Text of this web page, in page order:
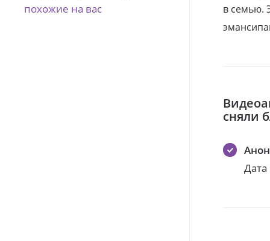
в семью.
сняли